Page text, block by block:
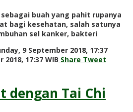
buah yang pahit rupanya
bagi kesehatan, salah satunya
sel kanker, bakteri
9 September 2018, 17:37
17:37 WIB by
Share Tweet
dengan Tai Chi